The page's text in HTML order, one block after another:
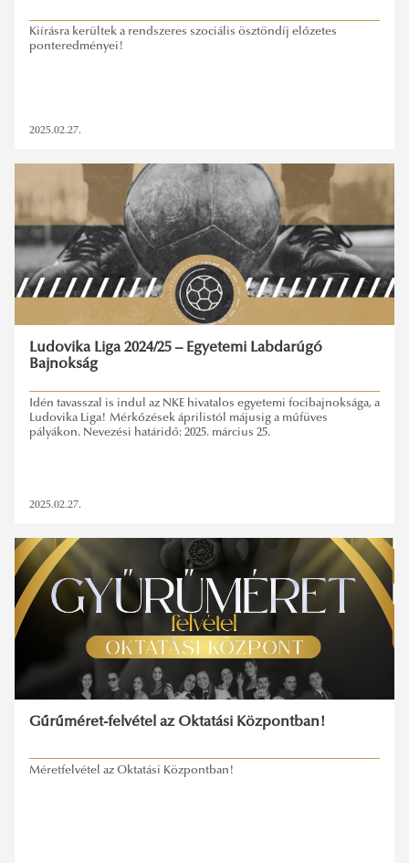
Kiírásra kerültek a rendszeres szociális ösztöndíj előzetes
ponteredményei!
2025.02.27.
Ludovika Liga 2024/25 – Egyetemi Labdarúgó
Bajnokság
Idén tavasszal is indul az NKE hivatalos egyetemi focibajnoksága, a
Ludovika Liga! Mérkőzések áprilistól májusig a műfüves
pályákon. Nevezési határidő: 2025. március 25.
2025.02.27.
Gűrűméret-felvétel az Oktatási Központban!
Méretfelvétel az Oktatási Központban!